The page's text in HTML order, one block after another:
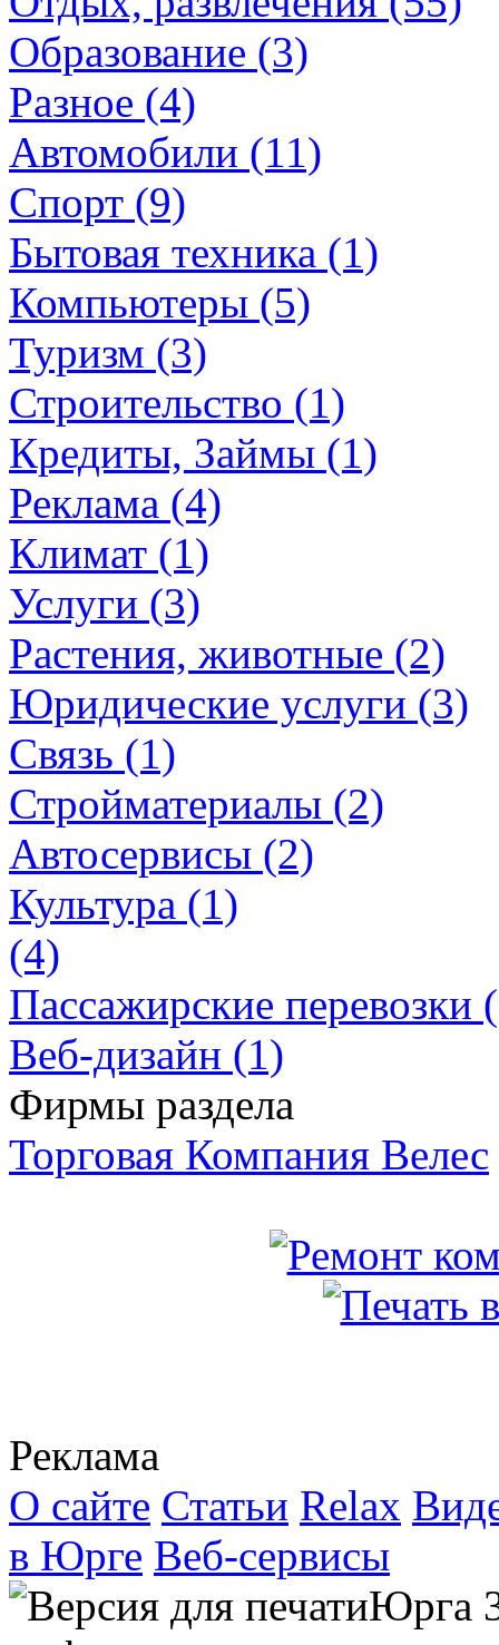
Образование (3)
Разное (4)
Автомобили (11)
Спорт (9)
Бытовая техника (1)
Компьютеры (5)
Туризм (3)
Строительство (1)
Кредиты, Займы (1)
Реклама (4)
Климат (1)
Услуги (3)
Растения, животные (2)
Юридические услуги (3)
Связь (1)
Стройматериалы (2)
Автосервисы (2)
Культура (1)
(4)
Пассажирские перевозки
Веб-дизайн (1)
Фирмы раздела
Торговая Компания Велес
Реклама
О сайте Статьи Relax
в Юрге Веб-сервисы
Юрга